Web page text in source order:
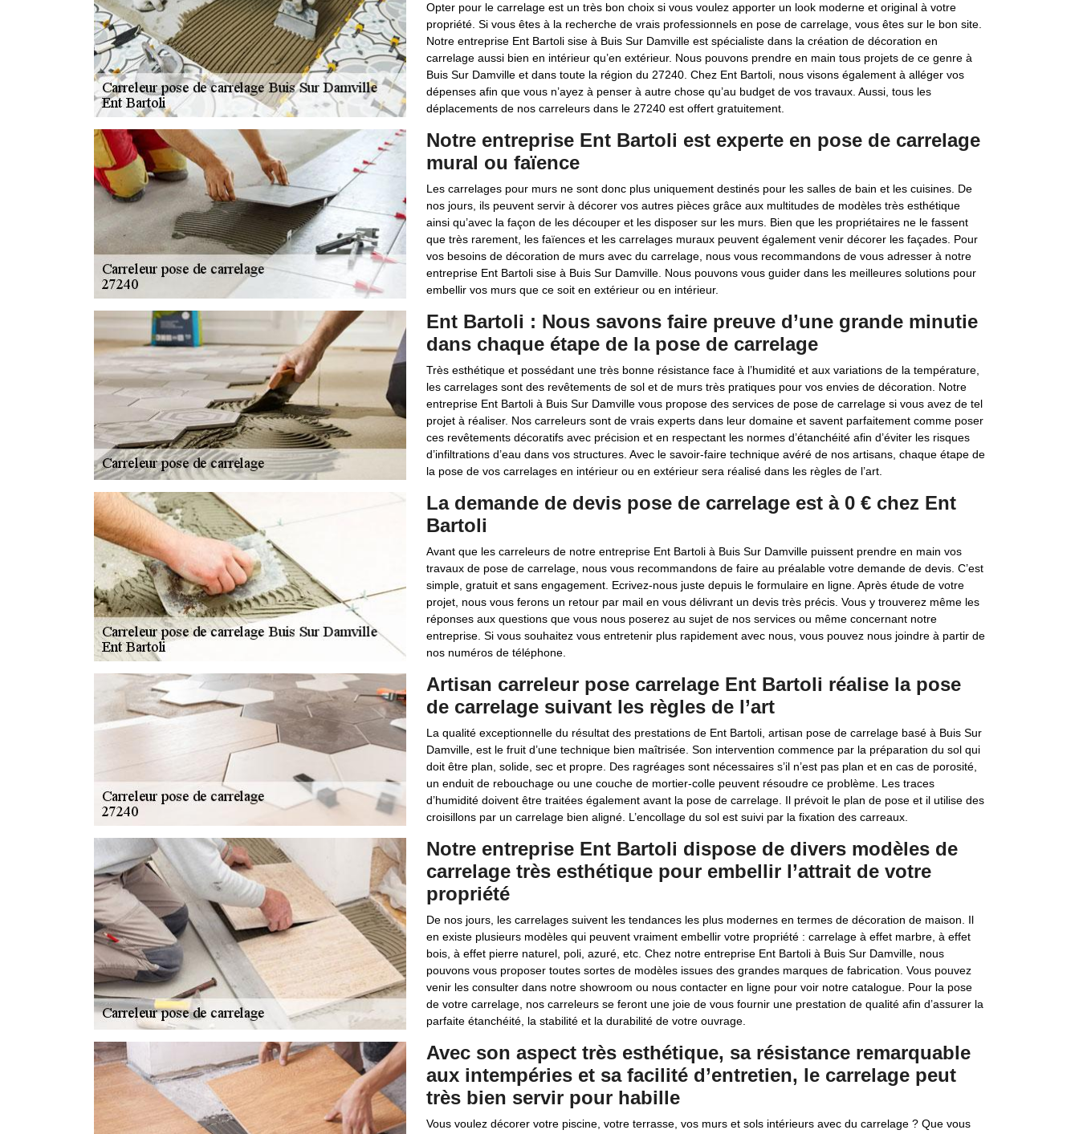
Opter pour le carrelage est un très bon choix si vous voulez apporter un look moderne et original à votre
propriété. Si vous êtes à la recherche de vrais professionnels en pose de carrelage, vous êtes sur le bon site.
Notre entreprise Ent Bartoli sise à Buis Sur Damville est spécialiste dans la création de décoration en
carrelage aussi bien en intérieur qu’en extérieur. Nous pouvons prendre en main tous projets de ce genre à
Buis Sur Damville et dans toute la région du 27240. Chez Ent Bartoli, nous visons également à alléger vos
dépenses afin que vous n’ayez à penser à autre chose qu’au budget de vos travaux. Aussi, tous les
déplacements de nos carreleurs dans le 27240 est offert gratuitement.
Notre entreprise Ent Bartoli est experte en pose de carrelage
mural ou faïence
Les carrelages pour murs ne sont donc plus uniquement destinés pour les salles de bain et les cuisines. De
nos jours, ils peuvent servir à décorer vos autres pièces grâce aux multitudes de modèles très esthétique
ainsi qu’avec la façon de les découper et les disposer sur les murs. Bien que les propriétaires ne le fassent
que très rarement, les faïences et les carrelages muraux peuvent également venir décorer les façades. Pour
vos besoins de décoration de murs avec du carrelage, nous vous recommandons de vous adresser à notre
entreprise Ent Bartoli sise à Buis Sur Damville. Nous pouvons vous guider dans les meilleures solutions pour
embellir vos murs que ce soit en extérieur ou en intérieur.
Ent Bartoli : Nous savons faire preuve d’une grande minutie
dans chaque étape de la pose de carrelage
Très esthétique et possédant une très bonne résistance face à l’humidité et aux variations de la température,
les carrelages sont des revêtements de sol et de murs très pratiques pour vos envies de décoration. Notre
entreprise Ent Bartoli à Buis Sur Damville vous propose des services de pose de carrelage si vous avez de tel
projet à réaliser. Nos carreleurs sont de vrais experts dans leur domaine et savent parfaitement comme poser
ces revêtements décoratifs avec précision et en respectant les normes d’étanchéité afin d’éviter les risques
d’infiltrations d’eau dans vos structures. Avec le savoir-faire technique avéré de nos artisans, chaque étape de
la pose de vos carrelages en intérieur ou en extérieur sera réalisé dans les règles de l’art.
La demande de devis pose de carrelage est à 0 € chez Ent
Bartoli
Avant que les carreleurs de notre entreprise Ent Bartoli à Buis Sur Damville puissent prendre en main vos
travaux de pose de carrelage, nous vous recommandons de faire au préalable votre demande de devis. C’est
simple, gratuit et sans engagement. Ecrivez-nous juste depuis le formulaire en ligne. Après étude de votre
projet, nous vous ferons un retour par mail en vous délivrant un devis très précis. Vous y trouverez même les
réponses aux questions que vous nous poserez au sujet de nos services ou même concernant notre
entreprise. Si vous souhaitez vous entretenir plus rapidement avec nous, vous pouvez nous joindre à partir de
nos numéros de téléphone.
Artisan carreleur pose carrelage Ent Bartoli réalise la pose
de carrelage suivant les règles de l’art
La qualité exceptionnelle du résultat des prestations de Ent Bartoli, artisan pose de carrelage basé à Buis Sur
Damville, est le fruit d’une technique bien maîtrisée. Son intervention commence par la préparation du sol qui
doit être plan, solide, sec et propre. Des ragréages sont nécessaires s’il n’est pas plan et en cas de porosité,
un enduit de rebouchage ou une couche de mortier-colle peuvent résoudre ce problème. Les traces
d’humidité doivent être traitées également avant la pose de carrelage. Il prévoit le plan de pose et il utilise des
croisillons par un carrelage bien aligné. L’encollage du sol est suivi par la fixation des carreaux.
Notre entreprise Ent Bartoli dispose de divers modèles de
carrelage très esthétique pour embellir l’attrait de votre
propriété
De nos jours, les carrelages suivent les tendances les plus modernes en termes de décoration de maison. Il
en existe plusieurs modèles qui peuvent vraiment embellir votre propriété : carrelage à effet marbre, à effet
bois, à effet pierre naturel, poli, azuré, etc. Chez notre entreprise Ent Bartoli à Buis Sur Damville, nous
pouvons vous proposer toutes sortes de modèles issues des grandes marques de fabrication. Vous pouvez
venir les consulter dans notre showroom ou nous contacter en ligne pour voir notre catalogue. Pour la pose
de votre carrelage, nos carreleurs se feront une joie de vous fournir une prestation de qualité afin d’assurer la
parfaite étanchéité, la stabilité et la durabilité de votre ouvrage.
Avec son aspect très esthétique, sa résistance remarquable
aux intempéries et sa facilité d’entretien, le carrelage peut
très bien servir pour habille
Vous voulez décorer votre piscine, votre terrasse, vos murs et sols intérieurs avec du carrelage ? Que vous